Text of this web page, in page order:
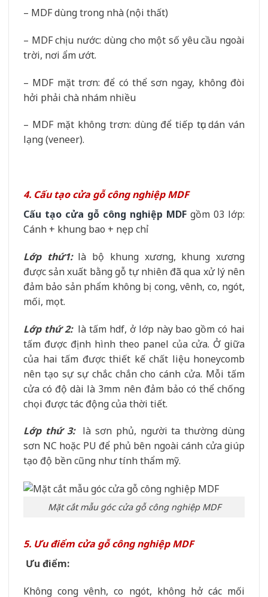
– MDF dùng trong nhà (nội thất)
– MDF chịu nước: dùng cho một số yêu cầu ngoài
trời, nơi ẩm ướt.
– MDF mặt trơn: để có thể sơn ngay, không đòi
hởi phải chà nhám nhiều
– MDF mặt không trơn: dùng để tiếp tục dán ván
lạng (veneer).
4. Cấu tạo cửa gỗ công nghiệp MDF
Cấu tạo cửa gỗ công nghiệp MDF gồm 03 lớp:
Cánh + khung bao + nẹp chỉ
Lớp thứ1:là bộ khung xương, khung xương
được sản xuất bằng gỗ tự nhiên đã qua xử lý nên
đảm bảo sản phẩm không bị cong, vênh, co, ngót,
mối, mọt.
Lớp thứ 2:là tấm hdf, ở lớp này bao gồm có hai
tấm được định hình theo panel của cửa. Ở giữa
của hai tấm được thiết kế chất liệu honeycomb
nên tạo sự sự chắc chắn cho cánh cửa. Mỗi tấm
cửa có độ dài là 3mm nên đảm bảo có thể chống
chọi được tác động của thời tiết.
Lớp thứ 3: là sơn phủ, người ta thường dùng
sơn NC hoặc PU để phủ bên ngoài cánh cửa giúp
tạo độ bền cũng như tính thẩm mỹ.
Mặt cắt mẫu góc cửa gỗ công nghiệp MDF
5. Ưu điểm cửa gỗ công nghiệp MDF
Ưu điểm:
Không cong vênh, co ngót, không hở các mối